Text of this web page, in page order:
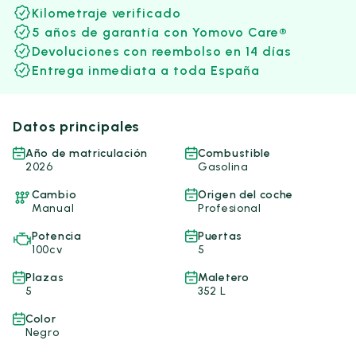
Kilometraje verificado
5 años de garantía con Yomovo Care®
Devoluciones con reembolso en 14 días
Entrega inmediata a toda España
Datos principales
Año de matriculación
2026
Combustible
Gasolina
Cambio
Manual
Origen del coche
Profesional
Potencia
100cv
Puertas
5
Plazas
5
Maletero
352 L
Color
Negro